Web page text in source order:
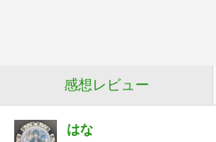
感想レビュー
はな